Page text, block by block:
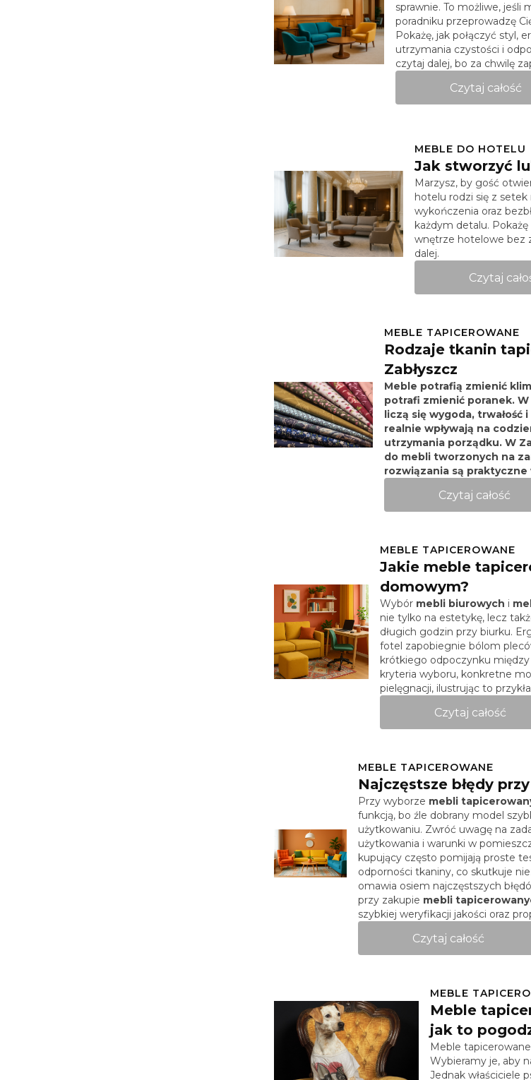
sprawnie. To możliwe, jeśli
poradniku przeprowadzę
Pokażę, jak połączyć styl,
utrzymania czystości i
czytaj dalej, bo za chwilę
Czytaj całość
MEBLE DO HOTELU
Jak stworzyć
Marzysz, by gość
hotelu rodzi się z setek
wykończenia oraz
każdym detalu.
wnętrze hotelowe bez
dalej.
Czytaj
MEBLE TAPICEROWANE
Rodzaje tkanin
Zabłyszcz
Meble potrafią zmienić
potrafi zmienić poranek.
liczą się wygoda,
realnie wpływają na
utrzymania porządku. W
do mebli tworzonych na
rozwiązania są
Czytaj całość
MEBLE TAPICEROWANE
Jakie meble
domowym?
Wybór mebli biurowych i
nie tylko na estetykę, lecz
długich godzin przy biurku.
fotel zapobiegnie bólom
krótkiego odpoczynku
kryteria wyboru, konkretne
pielęgnacji, ilustrując to
Czytaj całość
MEBLE TAPICEROWANE
Najczęstsze błędy
Przy wyborze mebli
funkcją, bo źle dobrany model
użytkowaniu. Zwróć uwagę na
użytkowania i warunki w
kupujący często pomijają proste
odporności tkaniny, co skutkuje
omawia osiem najczęstszych
przy zakupie mebli
szybkiej weryfikacji jakości oraz
Czytaj całość
MEBLE
Meble
jak to
Meble
Wybieramy je, aby
Jednak właściciele